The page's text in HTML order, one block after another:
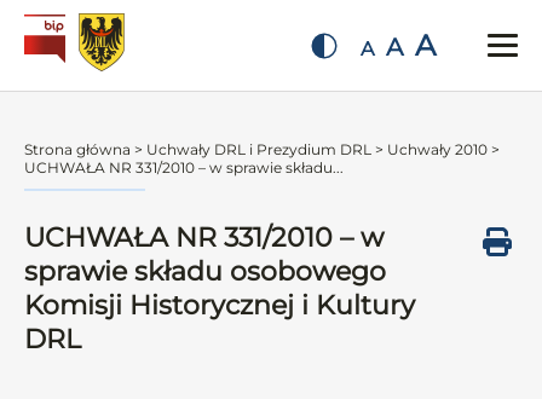
A A A
Strona główna > Uchwały DRL i Prezydium DRL > Uchwały 2010 >
UCHWAŁA NR 331/2010 – w sprawie składu...
UCHWAŁA NR 331/2010 – w
sprawie składu osobowego
Komisji Historycznej i Kultury
DRL